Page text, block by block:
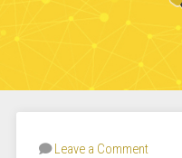
Leave a Comment